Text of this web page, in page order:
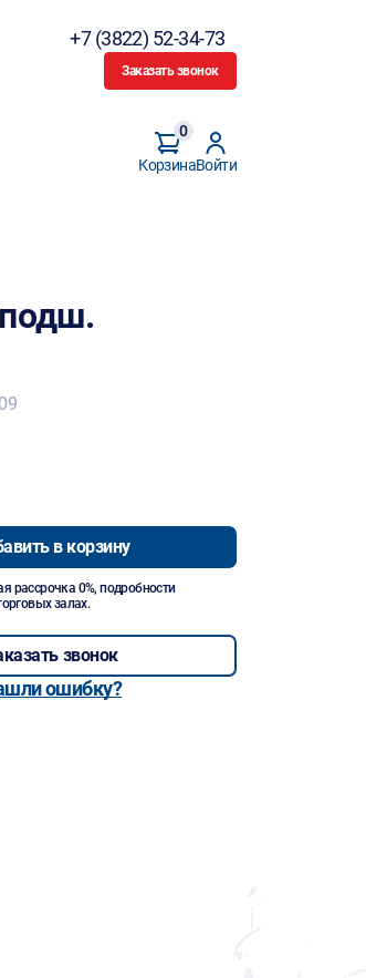
+7 (3822) 52-34-73
Заказать звонок
Корзина
0
Войти
в корзину
рассрочка 0%, подробности
залах.
звонок
ошибку?